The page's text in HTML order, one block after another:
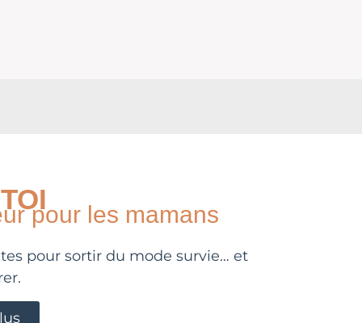
pour les mamans
pour sortir du mode survie… et